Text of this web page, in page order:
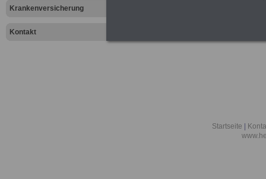
Krankenversicherung
Kontakt
Startseite